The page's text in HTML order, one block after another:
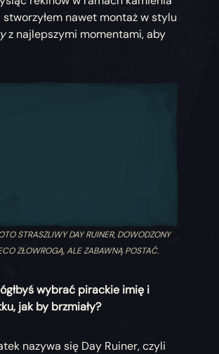
nawet montaż w stylu
z najlepszymi momentami, aby
STRASZLIWY DAY RUINER, DOWODZONY
ZŁOWROGĄ, ALE ZABAWNĄ POSTAĆ.
wybrać pirackie imię i
jak by brzmiały?
nazywa się Day Ruiner, czyli